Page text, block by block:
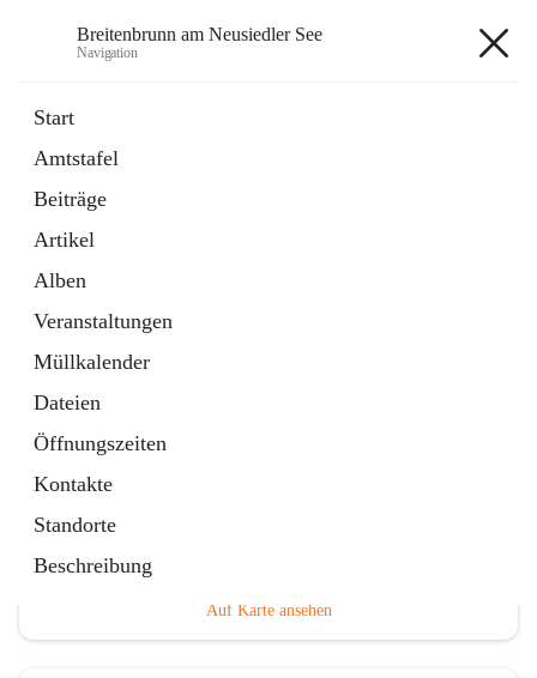
Breitenbrunn am Neusiedler See
Navigation
Start
Amtstafel
Beiträge
Artikel
Alben
Veranstaltungen
Müllkalender
Dateien
Öffnungszeiten
Kontakte
Standorte
Beschreibung
18 Schnellzugriffe
Gemeindeservice
Auf Karte ansehen